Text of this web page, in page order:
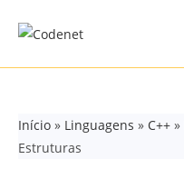
Início » Linguagens » C++ »
Estruturas